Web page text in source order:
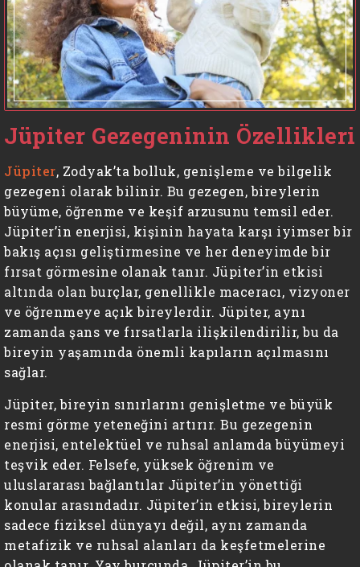
Jüpiter Gezegeninin Özellikleri
Jüpiter, Zodyak’ta bolluk, genişleme ve bilgelik
gezegeni olarak bilinir. Bu gezegen, bireylerin
büyüme, öğrenme ve keşif arzusunu temsil eder.
Jüpiter’in enerjisi, kişinin hayata karşı iyimser bir
bakış açısı geliştirmesine ve her deneyimde bir
fırsat görmesine olanak tanır. Jüpiter’in etkisi
altında olan burçlar, genellikle maceracı, vizyoner
ve öğrenmeye açık bireylerdir. Jüpiter, aynı
zamanda şans ve fırsatlarla ilişkilendirilir, bu da
bireyin yaşamında önemli kapıların açılmasını
sağlar.
Jüpiter, bireyin sınırlarını genişletme ve büyük
resmi görme yeteneğini artırır. Bu gezegenin
enerjisi, entelektüel ve ruhsal anlamda büyümeyi
teşvik eder. Felsefe, yüksek öğrenim ve
uluslararası bağlantılar Jüpiter’in yönettiği
konular arasındadır. Jüpiter’in etkisi, bireylerin
sadece fiziksel dünyayı değil, aynı zamanda
metafizik ve ruhsal alanları da keşfetmelerine